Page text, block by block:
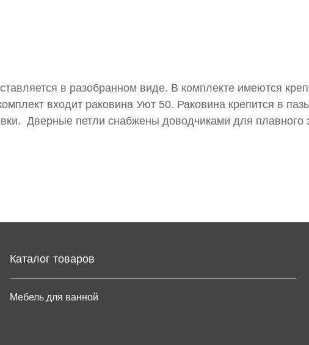
в разобранном виде. В комплекте имеются
входит раковина Уют 50. Раковина крепится в
Дверные петли снабжены доводчиками для плавного
Каталог товаров
Мебель для ванной